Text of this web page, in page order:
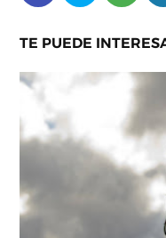
TE PUEDE